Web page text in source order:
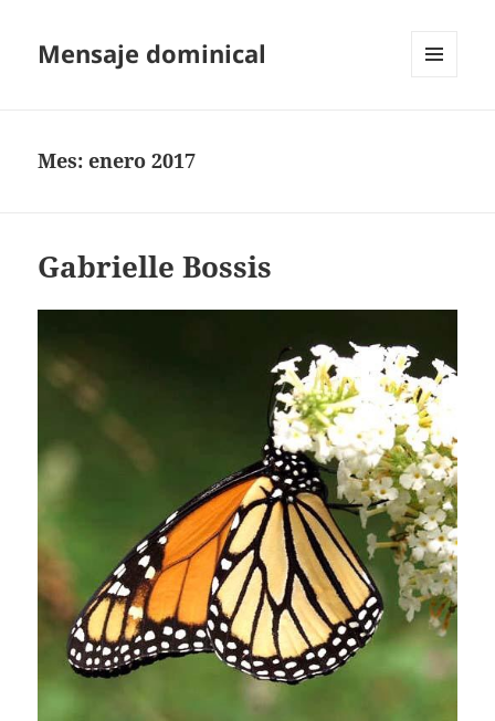
Mensaje dominical
Mes:enero 2017
Gabrielle Bossis